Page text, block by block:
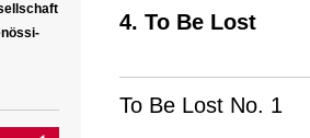
4. To Be Lost
To Be Lost No. 1